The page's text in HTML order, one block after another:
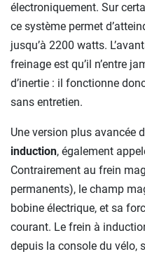
électroniquement. Sur
ce système permet
jusqu’à 2200 watts.
freinage est qu’il n’entre
d’inertie : il fonctionne
sans entretien.
Une version plus avancée
induction, également
Contrairement au frein
permanents), le champ
bobine électrique, et sa
courant. Le frein à
depuis la console du vélo,